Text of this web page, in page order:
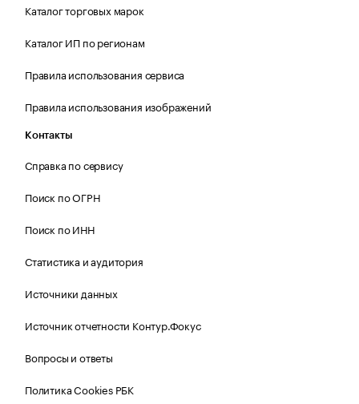
Каталог торговых марок
Каталог ИП по регионам
Правила использования сервиса
Правила использования изображений
Контакты
Справка по сервису
Поиск по ОГРН
Поиск по ИНН
Статистика и аудитория
Источники данных
Источник отчетности Контур.Фокус
Вопросы и ответы
Политика Cookies РБК